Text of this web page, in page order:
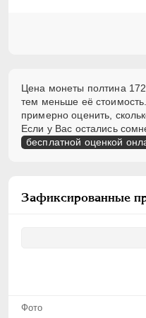
Цена монеты полтина
тем меньше её
примерно оценить,
Если у Вас остались
бесплатной оценкой
Зафиксированные
Фото